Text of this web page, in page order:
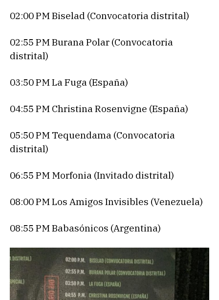
02:00 PM Biselad (Convocatoria distrital)
02:55 PM Burana Polar (Convocatoria
distrital)
03:50 PM La Fuga (España)
04:55 PM Christina Rosenvigne (España)
05:50 PM Tequendama (Convocatoria
distrital)
06:55 PM Morfonia (Invitado distrital)
08:00 PM Los Amigos Invisibles (Venezuela)
08:55 PM Babasónicos (Argentina)